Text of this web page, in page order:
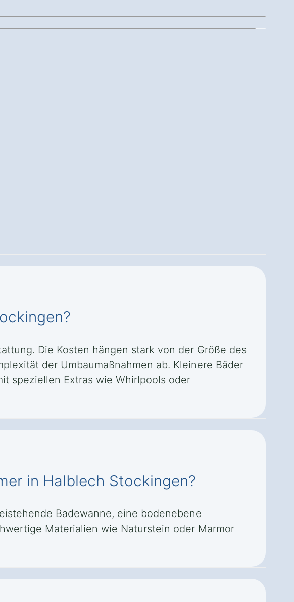
Die Kosten hängen stark von der Größe des
der Umbaumaßnahmen ab. Kleinere Bäder
speziellen Extras wie Whirlpools oder
in Halblech Stockingen?
Badewanne, eine bodenebene
Materialien wie Naturstein oder Marmor